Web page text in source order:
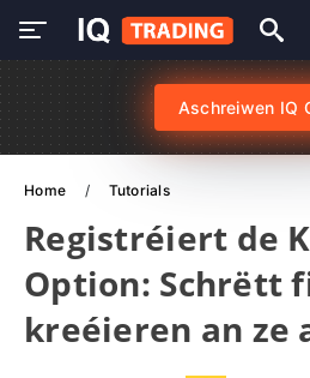
Aschreiwen IQ
Home Tutorials
Registréiert de
Option: Schrëtt
kreéieren an ze